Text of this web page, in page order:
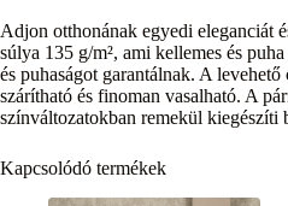
Adjon otthonának egyedi eleganciát
súlya 135 g/m², ami kellemes és
és puhaságot garantálnak. A
szárítható és finoman vasalható. A
színváltozatokban remekül kiegészíti
Kapcsolódó termékek